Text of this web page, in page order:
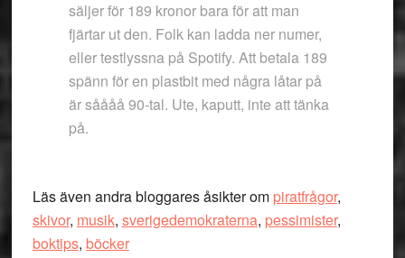
säljer för 189 kronor bara för att man
fjärtar ut den. Folk kan ladda ner numer,
eller testlyssna på Spotify. Att betala 189
spänn för en plastbit med några låtar på
är såååå 90-tal. Ute, kaputt, inte att tänka
på.
Läs även andra bloggares åsikter om piratfrågor,
skivor, musik, sverigedemokraterna, pessimister,
boktips, böcker